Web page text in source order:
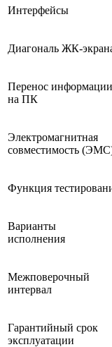
Интерфейсы
Диагональ ЖК-
Перенос информации
на ПК
Электромагнитная
совместимость
Функция
Варианты
исполнения
Межповерочный
интервал
Гарантийный срок
эксплуатации